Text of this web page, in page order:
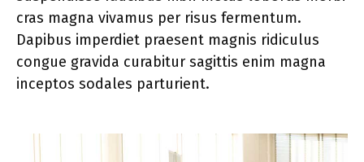
cras magna vivamus per risus fermentum.
Dapibus imperdiet praesent magnis ridiculus
congue gravida curabitur sagittis enim magna
inceptos sodales parturient.